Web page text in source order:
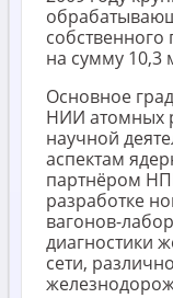
собственного
на сумму 10,3
Основное
НИИ атомных
научной
аспектам
партнёром
разработке
вагонов-
диагностики
сети,